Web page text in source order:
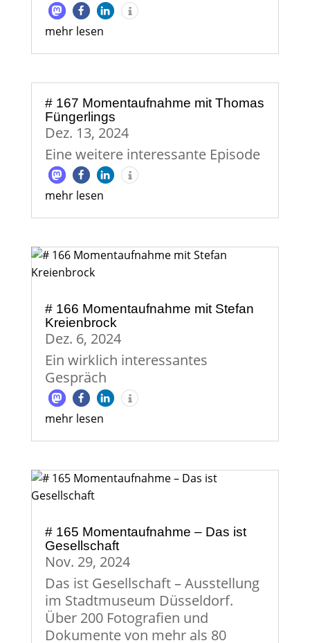
mehr lesen
# 167 Momentaufnahme mit Thomas
Füngerlings
Dez. 13, 2024
Eine weitere interessante Episode
mehr lesen
# 166 Momentaufnahme mit Stefan
Kreienbrock
Dez. 6, 2024
Ein wirklich interessantes
Gespräch
mehr lesen
# 165 Momentaufnahme – Das ist
Gesellschaft
Nov. 29, 2024
Das ist Gesellschaft – Ausstellung
im Stadtmuseum Düsseldorf.
Über 200 Fotografien und
Dokumente von mehr als 80